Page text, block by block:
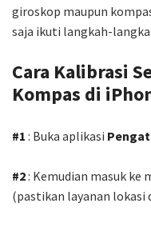
giroskop maupun
saja ikuti langkah-
Cara Kalibrasi
Kompas di
#1 : Buka aplikasi
#2: Kemudian masuk ke
(pastikan layanan lokasi